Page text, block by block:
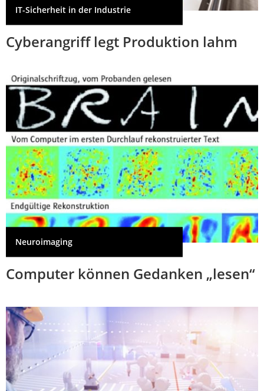
IT-Sicherheit in der Industrie
Cyberangriff legt Produktion lahm
Neuroimaging
Computer können Gedanken „lesen“